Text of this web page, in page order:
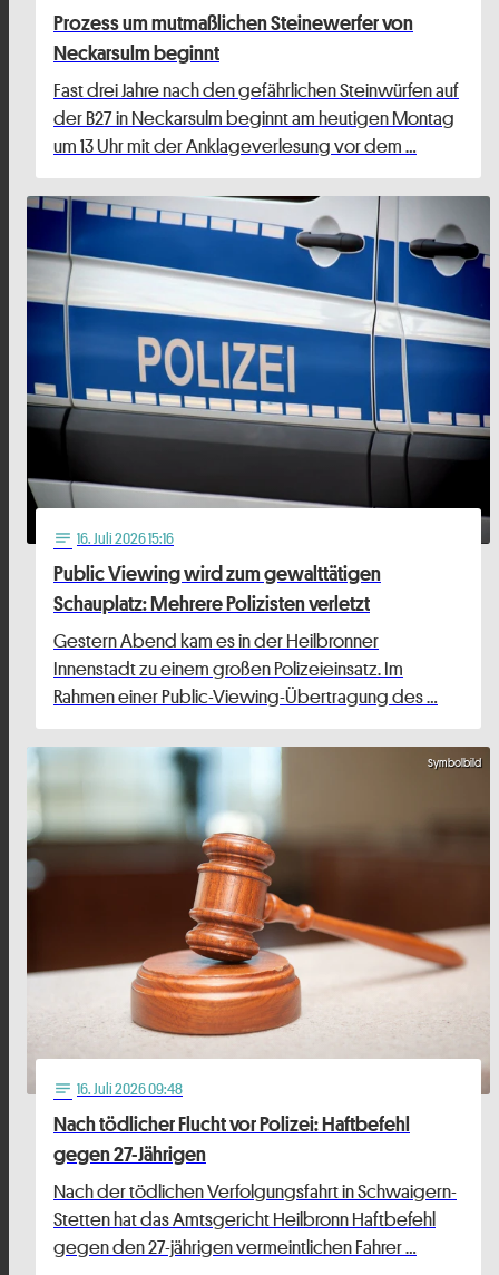
Prozess um mutmaßlichen Steinewerfer von
Neckarsulm beginnt
Fast drei Jahre nach den gefährlichen Steinwürfen auf
der B27 in Neckarsulm beginnt am heutigen Montag
um 13 Uhr mit der Anklageverlesung vor dem …
notes 16. Juli 2026 15:16
Public Viewing wird zum gewalttätigen
Schauplatz: Mehrere Polizisten verletzt
Gestern Abend kam es in der Heilbronner
Innenstadt zu einem großen Polizeieinsatz. Im
Rahmen einer Public-Viewing-Übertragung des …
Symbolbild
notes 16. Juli 2026 09:48
Nach tödlicher Flucht vor Polizei: Haftbefehl
gegen 27-Jährigen
Nach der tödlichen Verfolgungsfahrt in Schwaigern-
Stetten hat das Amtsgericht Heilbronn Haftbefehl
gegen den 27-jährigen vermeintlichen Fahrer …